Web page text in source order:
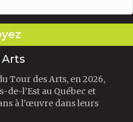
Tour des Arts, en 2026,
l’Est au Québec et
à l’œuvre dans leurs